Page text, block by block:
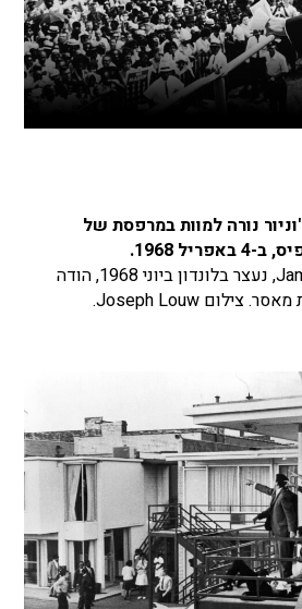
נורה למוות במרפסת של
המתנקש, James Earl Ray, נעצר בלונדון ביוני 1968, הודה